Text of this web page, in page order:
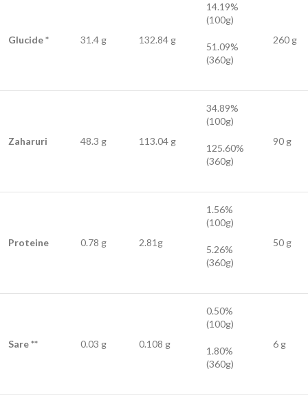
Glucide * 31.4 g 132.84 g
14.19%
(100g)
51.09%
(360g)
260 g
Zaharuri 48.3 g 113.04 g
34.89%
(100g)
125.60%
(360g)
90 g
Proteine 0.78 g 2.81g
1.56%
(100g)
5.26%
(360g)
50 g
Sare ** 0.03 g 0.108 g
0.50%
(100g)
1.80%
(360g)
6 g